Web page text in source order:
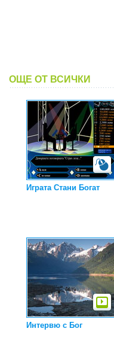
ОЩЕ ОТ ВСИЧКИ
Играта Стани Богат
Интервю с Бог